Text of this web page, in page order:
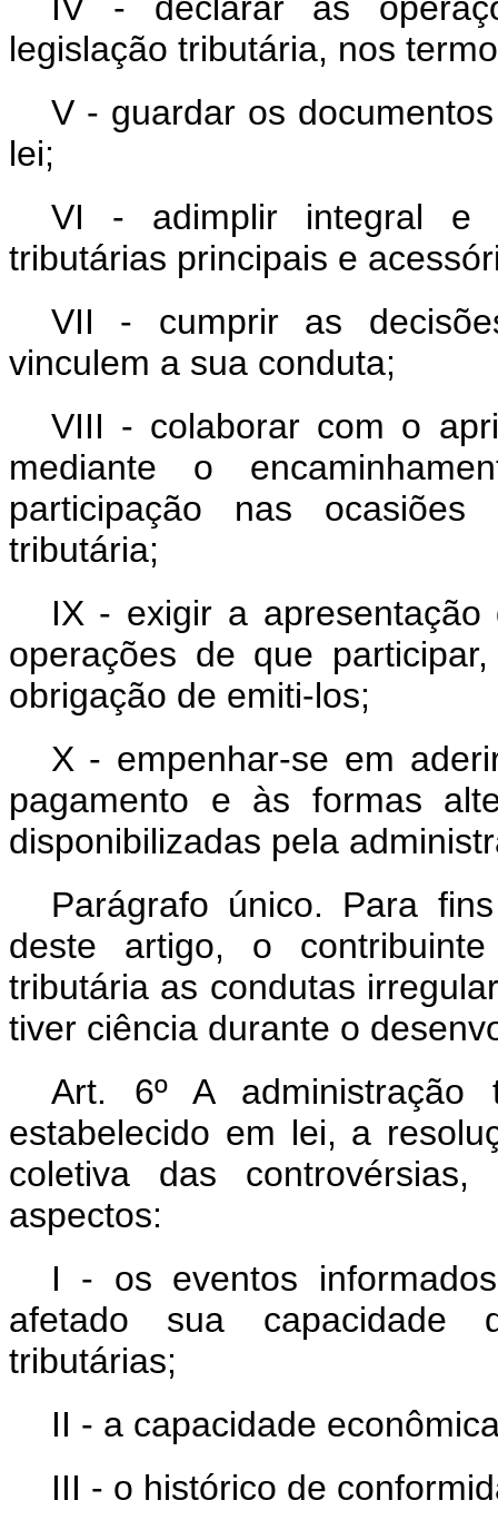
legislação tributária, nos
V - guardar os
lei;
VI - adimplir integral e
tributárias principais e
VII - cumprir as
vinculem a sua conduta;
VIII - colaborar com o
mediante o
participação nas ocasiões
tributária;
IX - exigir a
operações de que
obrigação de emiti-los;
X - empenhar-se em
pagamento e às formas
disponibilizadas pela
Parágrafo único. Para
deste artigo, o
tributária as condutas
tiver ciência durante o
Art. 6º A administração
estabelecido em lei, a
coletiva das
aspectos:
I - os eventos
afetado sua capacidade
tributárias;
II - a capacidade
III - o histórico de